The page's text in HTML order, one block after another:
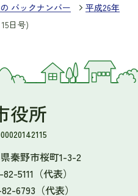
バックナンバー
平成26年
日号)
役所
秦野市桜町1-3-2
5111 （代表）
6793 （代表）